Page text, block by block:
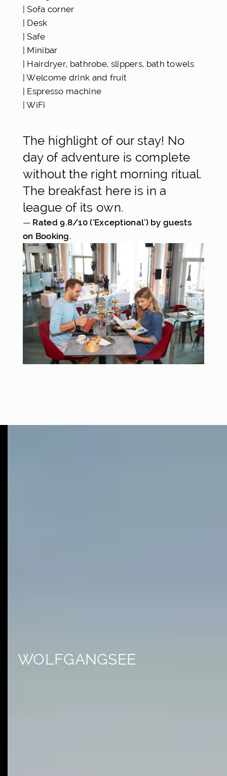
| Sofa corner
| Desk
| Safe
| Minibar
| Hairdryer, bathrobe, slippers, bath towels
| Welcome drink and fruit
| Espresso machine
| WiFi
The highlight of our stay! No
day of adventure is complete
without the right morning ritual.
The breakfast here is in a
league of its own.
— Rated 9.8/10 ('Exceptional') by guests
on Booking.
WOLFGANGSEE